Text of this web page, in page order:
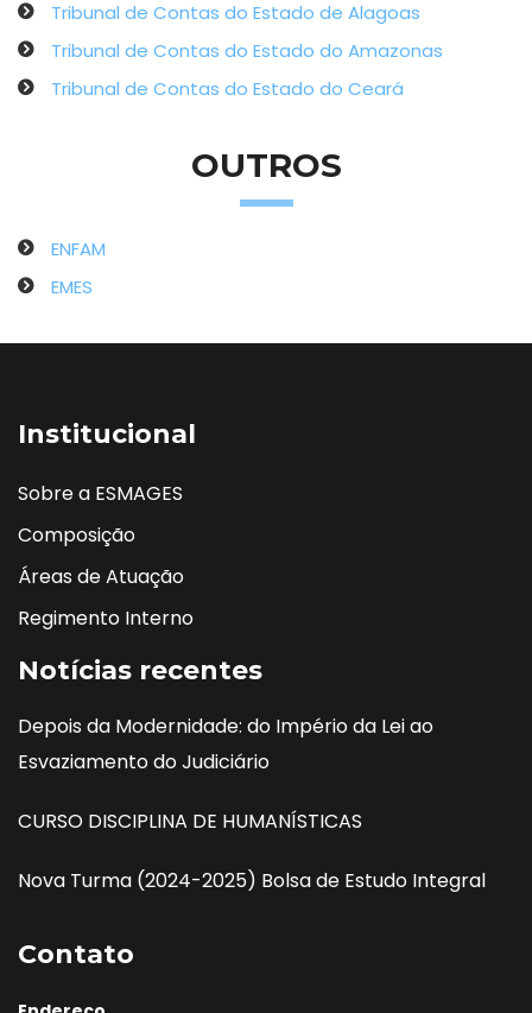
Tribunal de Contas do Estado de Alagoas
Tribunal de Contas do Estado do Amazonas
Tribunal de Contas do Estado do Ceará
OUTROS
ENFAM
EMES
Institucional
Sobre a ESMAGES
Composição
Áreas de Atuação
Regimento Interno
Notícias recentes
Depois da Modernidade: do Império da Lei ao
Esvaziamento do Judiciário
CURSO DISCIPLINA DE HUMANÍSTICAS
Nova Turma (2024-2025) Bolsa de Estudo Integral
Contato